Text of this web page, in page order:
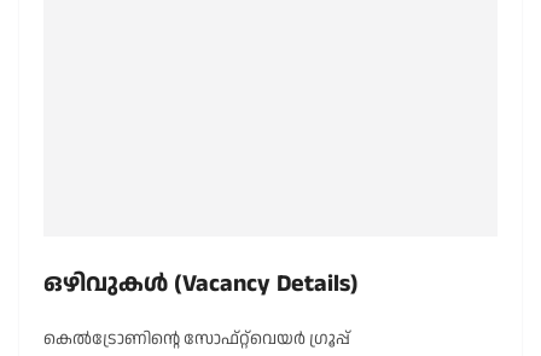
ഒഴിവുകൾ (Vacancy Details)
കെൽട്രോണിന്റെ സോഫ്റ്റ്‌വെയർ ഗ്രൂപ്പ്